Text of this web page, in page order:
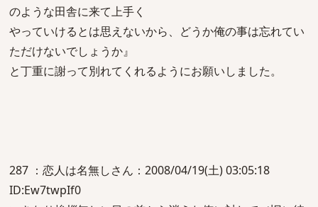
のような田舎に来て上手く
やっていけるとは思えないから、どうか俺の事は忘れてい
ただけないでしょうか』
と丁重に謝って別れてくれるようにお願いしました。
287 ：恋人は名無しさん：2008/04/19(土) 03:05:18
ID:Ew7twpIf0